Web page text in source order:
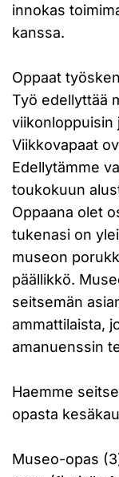
innokas
kanssa.
Oppaat
Työ edellyttää
viikonloppuisin
Viikkovapaat
Edellytämme
toukokuun
Oppaana olet
tukenasi on
museon
päällikkö.
seitsemän
ammattilaista,
amanuenssin
Haemme
opasta
Museo-opas